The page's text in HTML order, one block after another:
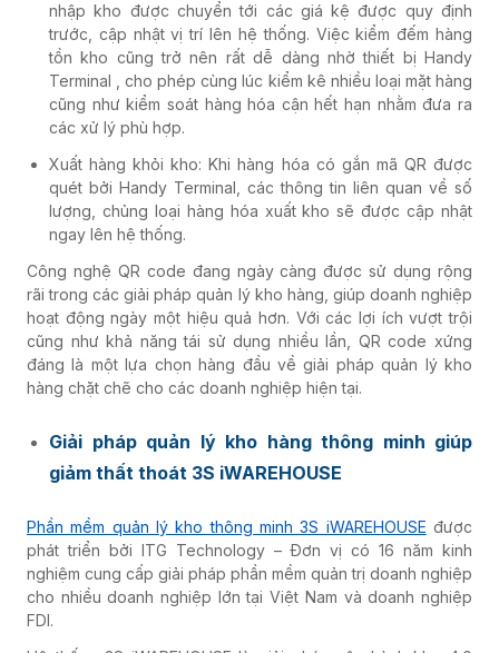
nhập kho được chuyển tới các giá kệ được quy định
trước, cập nhật vị trí lên hệ thống. Việc kiểm đếm hàng
tồn kho cũng trở nên rất dễ dàng nhờ thiết bị Handy
Terminal , cho phép cùng lúc kiểm kê nhiều loại mặt hàng
cũng như kiểm soát hàng hóa cận hết hạn nhằm đưa ra
các xử lý phù hợp.
Xuất hàng khỏi kho: Khi hàng hóa có gắn mã QR được
quét bởi Handy Terminal, các thông tin liên quan về số
lượng, chủng loại hàng hóa xuất kho sẽ được cập nhật
ngay lên hệ thống.
Công nghệ QR code đang ngày càng được sử dụng rộng
rãi trong các giải pháp quản lý kho hàng, giúp doanh nghiệp
hoạt động ngày một hiệu quả hơn. Với các lợi ích vượt trội
cũng như khả năng tái sử dụng nhiều lần, QR code xứng
đáng là một lựa chọn hàng đầu về giải pháp quản lý kho
hàng chặt chẽ cho các doanh nghiệp hiện tại.
Giải pháp quản lý kho hàng thông minh giúp
giảm thất thoát 3S iWAREHOUSE
Phần mềm quản lý kho thông minh 3S iWAREHOUSE được
phát triển bởi ITG Technology – Đơn vị có 16 năm kinh
nghiệm cung cấp giải pháp phần mềm quản trị doanh nghiệp
cho nhiều doanh nghiệp lớn tại Việt Nam và doanh nghiệp
FDI.